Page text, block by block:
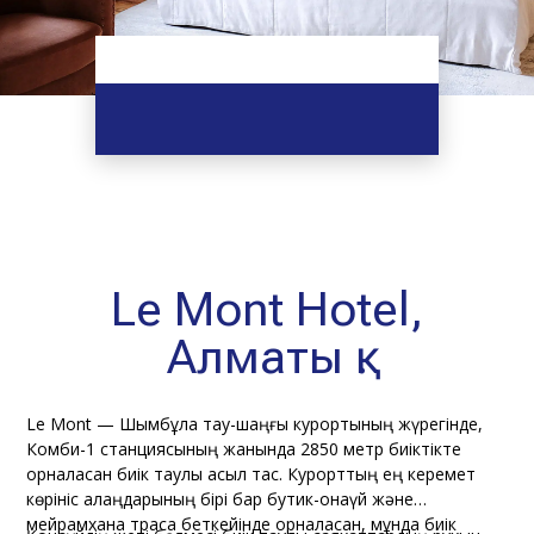
Le Mont Hotel,
Алматы қ.
Le Mont — Шымбұлақ тау-шаңғы курортының жүрегінде,
Комби-1 станциясының жанында 2850 метр биіктікте
орналасқан биік таулы асыл тас. Курорттың ең керемет
көрініс алаңдарының бірі бар бутик-қонақүй және
мейрамхана траса беткейінде орналасқан, мұнда биік